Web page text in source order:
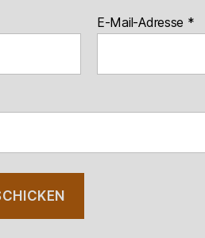
E-Mail-Adresse *